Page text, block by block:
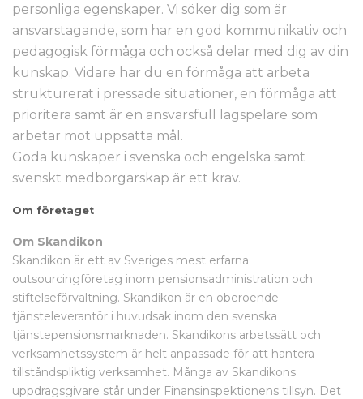
personliga egenskaper. Vi söker dig som är
ansvarstagande, som har en god kommunikativ och
pedagogisk förmåga och också delar med dig av din
kunskap. Vidare har du en förmåga att arbeta
strukturerat i pressade situationer, en förmåga att
prioritera samt är en ansvarsfull lagspelare som
arbetar mot uppsatta mål.
Goda kunskaper i svenska och engelska samt
svenskt medborgarskap är ett krav.
Om företaget
Om Skandikon
Skandikon är ett av Sveriges mest erfarna
outsourcingföretag inom pensionsadministration och
stiftelseförvaltning. Skandikon är en oberoende
tjänsteleverantör i huvudsak inom den svenska
tjänstepensionsmarknaden. Skandikons arbetssätt och
verksamhetssystem är helt anpassade för att hantera
tillståndspliktig verksamhet. Många av Skandikons
uppdragsgivare står under Finansinspektionens tillsyn. Det